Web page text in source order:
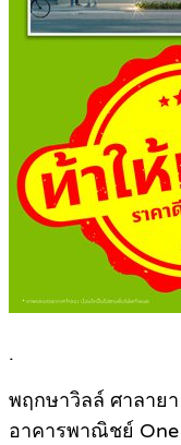
.
พฤกษาวิลล์ ศาลาย
อาคารพาณิชย์ One